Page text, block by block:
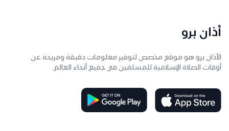
أذان برو
الأذان برو هو موقع مخصص لتوفير معلومات دقيقة ومريحة عن
أوقات الصلاة الإسلامية للمسلمين في جميع أنحاء العالم.